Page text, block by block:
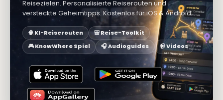
Reisezielen. Personalisierte Reiserouten und
versteckte Geheimtipps. Kostenlos für iOS & Android.
🧠 KI-Reiserouten
🎒 Reise-Toolkit
🎮 KnowWhere Spiel
🎧 Audioguides 📹 Videos